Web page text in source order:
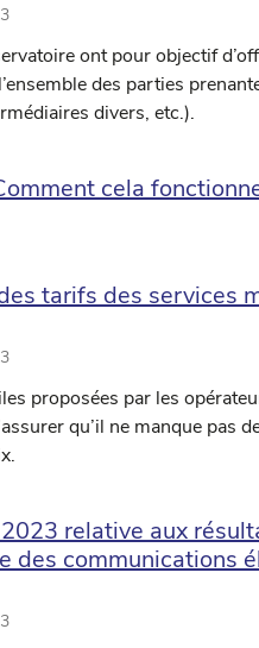
ont pour objectif
des parties
divers, etc.).
cela
tarifs des services
proposées par les
qu’il ne manque pas
relative aux
des communications